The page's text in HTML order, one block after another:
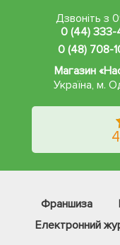
Дзвоніть з
0 (44) 333-
0 (48) 708-
Магазин
Україна, м.
Франшиза
Електронний